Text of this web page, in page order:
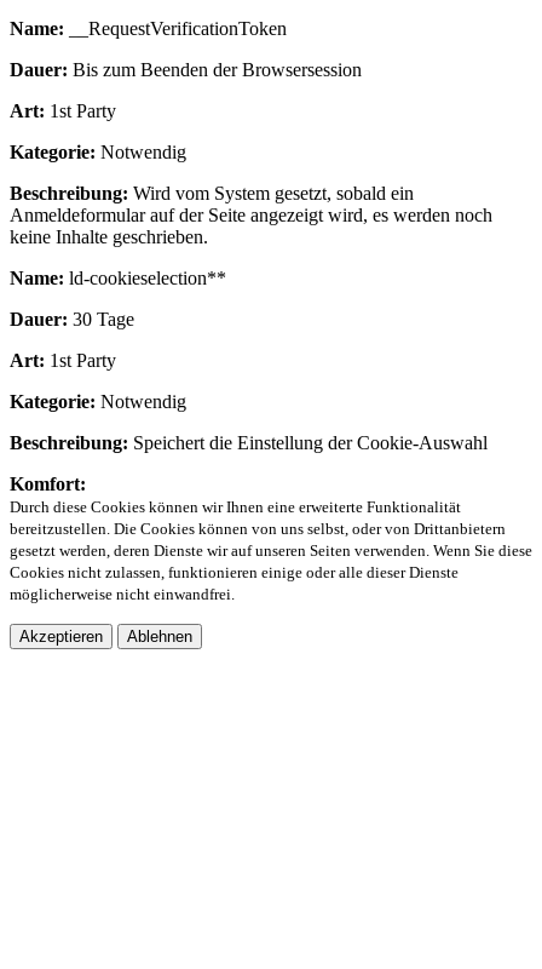
Name: __RequestVerificationToken
Dauer: Bis zum Beenden der Browsersession
Art: 1st Party
Kategorie: Notwendig
Beschreibung: Wird vom System gesetzt, sobald ein
Anmeldeformular auf der Seite angezeigt wird, es werden noch
keine Inhalte geschrieben.
Name: ld-cookieselection**
Dauer: 30 Tage
Art: 1st Party
Kategorie: Notwendig
Beschreibung: Speichert die Einstellung der Cookie-Auswahl
Komfort:
Durch diese Cookies können wir Ihnen eine erweiterte Funktionalität
bereitzustellen. Die Cookies können von uns selbst, oder von Drittanbietern
gesetzt werden, deren Dienste wir auf unseren Seiten verwenden. Wenn Sie diese
Cookies nicht zulassen, funktionieren einige oder alle dieser Dienste
möglicherweise nicht einwandfrei.
Akzeptieren Ablehnen